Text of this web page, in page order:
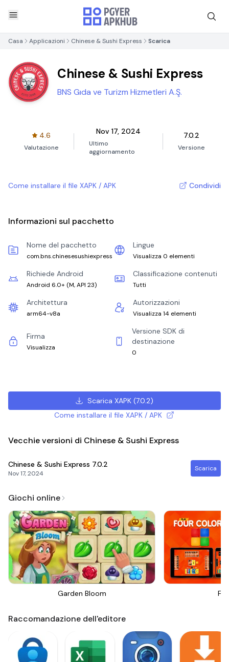
Casa Applicazioni Chinese & Sushi Express Scarica
Chinese & Sushi Express
BNS Gıda ve Turizm Hizmetleri A.Ş.
4.6
Valutazione
Nov 17, 2024
Ultimo
aggiornamento
7.0.2
Versione
Come installare il file XAPK / APK Condividi
Informazioni sul pacchetto
Nome del pacchetto
com.bns.chinesesushiexpress
Lingue
Visualizza 0 elementi
Richiede Android
Android 6.0+ (M, API 23)
Classificazione contenuti
Tutti
Architettura
arm64-v8a
Autorizzazioni
Visualizza 14 elementi
Firma
Visualizza
Versione SDK di
destinazione
0
Scarica XAPK (7.0.2)
Come installare il file XAPK / APK
Vecchie versioni di Chinese & Sushi Express
Chinese & Sushi Express 7.0.2
Nov 17, 2024
Scarica
Giochi online
Garden Bloom
Raccomandazione dell'editore